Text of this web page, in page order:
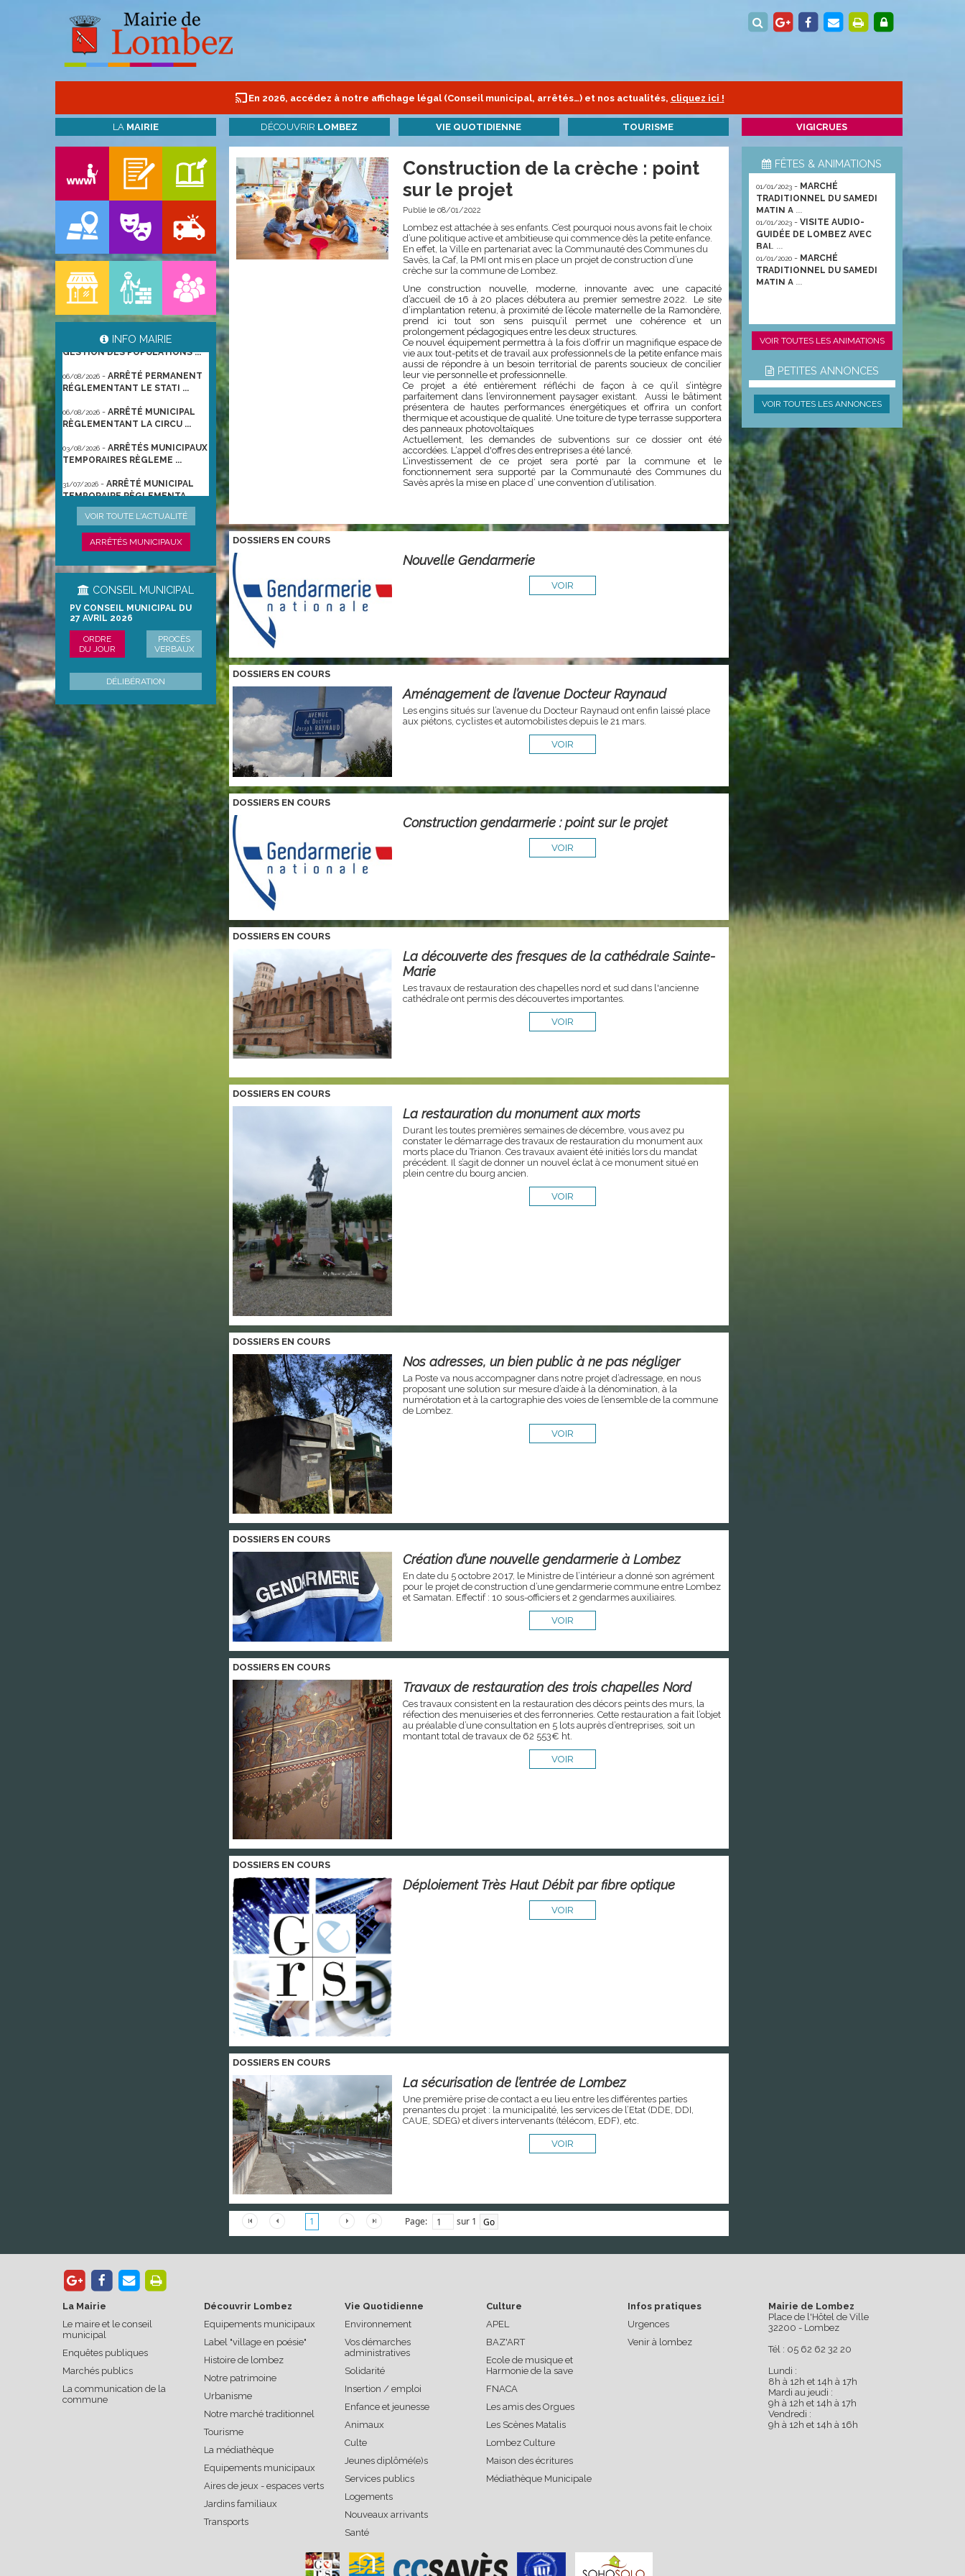
En 2026, accédez à notre affichage légal (Conseil municipal, arrêtés…) et nos actualités, cliquez ici !
LA MAIRIE DÉCOUVRIR LOMBEZ VIE QUOTIDIENNE TOURISME VIGICRUES
INFO MAIRIE
GESTION DES POPULATIONS ...
RÉGLEMENTANT LE STATI ...
RÈGLEMENTANT LA CIRCU ...
TEMPORAIRES RÈGLEME ...
TEMPORAIRE RÈGLEMENTA ...
22/06/2026-ARRÊTÉ
PRÉFECTORAL DU 21/06/2026
TEMPO ...
VOIR TOUTE L'ACTUALITÉ
ARRÊTÉS MUNICIPAUX
CONSEIL MUNICIPAL
PV CONSEIL MUNICIPAL DU
27 AVRIL 2026
ORDRE
DU JOUR
PROCÈS
VERBAUX
DÉLIBÉRATION
Construction de la crèche : point
sur le projet
Publié le 08/01/2022
Lombez est attachée à ses enfants. C’est pourquoi nous avons fait le choix
d’une politique active et ambitieuse qui commence dès la petite enfance.
En effet, la Ville en partenariat avec la Communauté des Communes du
Savès, la Caf, la PMI ont mis en place un projet de construction d’une
crèche sur la commune de Lombez.
Une construction nouvelle, moderne, innovante avec une capacité
d’accueil de 16 à 20 places débutera au premier semestre 2022.
Le site
d’implantation retenu, à proximité de l’école maternelle de la Ramondère,
prend ici tout son sens puisqu’il permet une cohérence et un
prolongement pédagogiques entre les deux structures.
Ce nouvel équipement permettra à la fois d’offrir un magnifique espace de
vie aux tout-petits et de travail aux professionnels de la petite enfance mais
aussi de répondre à un besoin territorial de parents soucieux de concilier
leur vie personnelle et professionnelle.
Ce projet a été entièrement réfléchi de façon à ce qu’il s’intègre
parfaitement dans l’environnement paysager existant. Aussi le bâtiment
présentera de hautes performances énergétiques et offrira un confort
thermique et acoustique de qualité. Une toiture de type terrasse supportera
des panneaux photovoltaïques
Actuellement, les demandes de subventions sur ce dossier ont été
accordées. L‘appel d'offres des entreprises a été lancé.
L’investissement de ce projet sera porté par la commune et le
fonctionnement sera supporté par la Communauté des Communes du
Savès après la mise en place d’ une convention d’utilisation.
DOSSIERS EN COURS
Nouvelle Gendarmerie
VOIR
DOSSIERS EN COURS
Aménagement de l’avenue Docteur Raynaud
Les engins situés sur l’avenue du Docteur Raynaud ont enfin laissé place
aux piétons, cyclistes et automobilistes depuis le 21 mars.
VOIR
DOSSIERS EN COURS
Construction gendarmerie : point sur le projet
VOIR
DOSSIERS EN COURS
La découverte des fresques de la cathédrale Sainte-
Marie
Les travaux de restauration des chapelles nord et sud dans l'ancienne
cathédrale ont permis des découvertes importantes.
VOIR
DOSSIERS EN COURS
La restauration du monument aux morts
Durant les toutes premières semaines de décembre, vous avez pu
constater le démarrage des travaux de restauration du monument aux
morts place du Trianon. Ces travaux avaient été initiés lors du mandat
précédent. Il s’agit de donner un nouvel éclat à ce monument situé en
plein centre du bourg ancien.
VOIR
DOSSIERS EN COURS
Nos adresses, un bien public à ne pas négliger
La Poste va nous accompagner dans notre projet d’adressage, en nous
proposant une solution sur mesure d’aide à la dénomination, à la
numérotation et à la cartographie des voies de l’ensemble de la commune
de Lombez.
VOIR
DOSSIERS EN COURS
Création d’une nouvelle gendarmerie à Lombez
En date du 5 octobre 2017, le Ministre de l’intérieur a donné son agrément
pour le projet de construction d’une gendarmerie commune entre Lombez
et Samatan. Effectif : 10 sous-officiers et 2 gendarmes auxiliaires.
VOIR
DOSSIERS EN COURS
Travaux de restauration des trois chapelles Nord
Ces travaux consistent en la restauration des décors peints des murs, la
réfection des menuiseries et des ferronneries. Cette restauration a fait l’objet
au préalable d’une consultation en 5 lots auprès d’entreprises, soit un
montant total de travaux de 62 553€ ht.
VOIR
DOSSIERS EN COURS
Déploiement Très Haut Débit par fibre optique
VOIR
DOSSIERS EN COURS
La sécurisation de l’entrée de Lombez
Une première prise de contact a eu lieu entre les différentes parties
prenantes du projet : la municipalité, les services de l’Etat (DDE, DDI,
CAUE, SDEG) et divers intervenants (télécom, EDF), etc.
VOIR
1 Page: sur 1
FÊTES & ANIMATIONS
01/01/2023- MARCHÉ
TRADITIONNEL DU SAMEDI
MATIN A ...
01/01/2023- VISITE AUDIO-
GUIDÉE DE LOMBEZ AVEC
BAL ...
01/01/2020- MARCHÉ
TRADITIONNEL DU SAMEDI
MATIN A ...
VOIR TOUTES LES ANIMATIONS
PETITES ANNONCES
VOIR TOUTES LES ANNONCES
La Mairie
Le maire et le conseil
municipal
Enquêtes publiques
Marchés publics
La communication de la
commune
Découvrir Lombez
Equipements municipaux
Label "village en poésie"
Histoire de lombez
Notre patrimoine
Urbanisme
Notre marché traditionnel
Tourisme
La médiathèque
Equipements municipaux
Aires de jeux - espaces verts
Jardins familiaux
Transports
Vie Quotidienne
Environnement
Vos démarches
administratives
Solidarité
Insertion / emploi
Enfance et jeunesse
Animaux
Culte
Jeunes diplômé(e)s
Services publics
Logements
Nouveaux arrivants
Santé
Culture
APEL
BAZ'ART
Ecole de musique et
Harmonie de la save
FNACA
Les amis des Orgues
Les Scènes Matalis
Lombez Culture
Maison des écritures
Médiathèque Municipale
Infos pratiques
Urgences
Venir à lombez
Mairie de Lombez
Place de l'Hôtel de Ville
32200 - Lombez
Tél : 05 62 62 32 20
Lundi :
8h à 12h et 14h à 17h
Mardi au jeudi :
9h à 12h et 14h à 17h
Vendredi :
9h à 12h et 14h à 16h